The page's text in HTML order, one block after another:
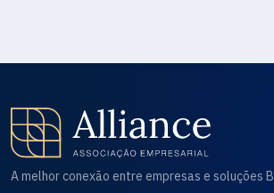
A melhor conexão entre empresas e soluções